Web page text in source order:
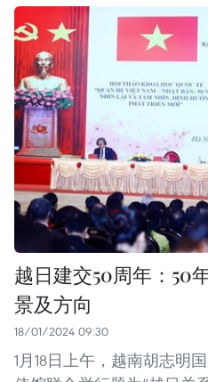
越日建交50周年：50
景及方向
18/01/2024 09:30
1月18日上午，越南胡志明